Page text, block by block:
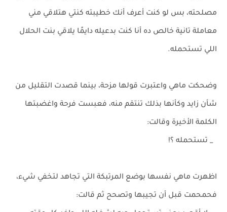
مصلحته، بس لو كنت أعرف أنك خطيبته كنتي هتلاقي مني
معاملة تانية خالص ده أنا كنت بدعيله دايمًا يلاقي بنت الحلال
اللي تستحمله.
وضحكت ماهي واعتبرت قولها مزحة، بينما قصدت التقليل من
شأن زايد وكأنها بذلك تنتقم منه، فعبست فرحة واغضبتها
الكلمة الأخيرة وقالت:
_ تستحمله ؟!
اظهرت ماهي نفسها بوضع المرتبكة التي تجاهد لتخفي شيء،
فحمحمت قبل أن تجيبها وتصحح ثم قالت: